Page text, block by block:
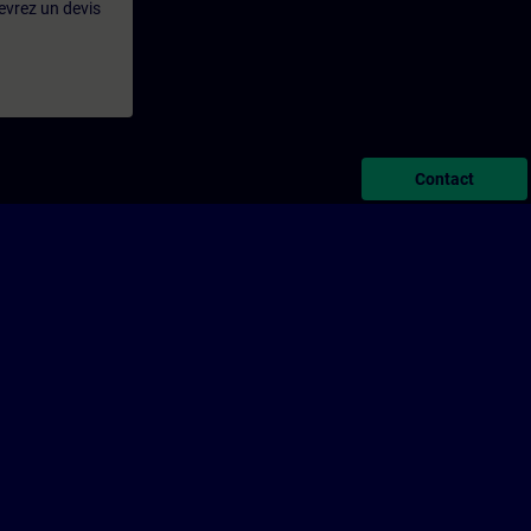
un devis
Contact